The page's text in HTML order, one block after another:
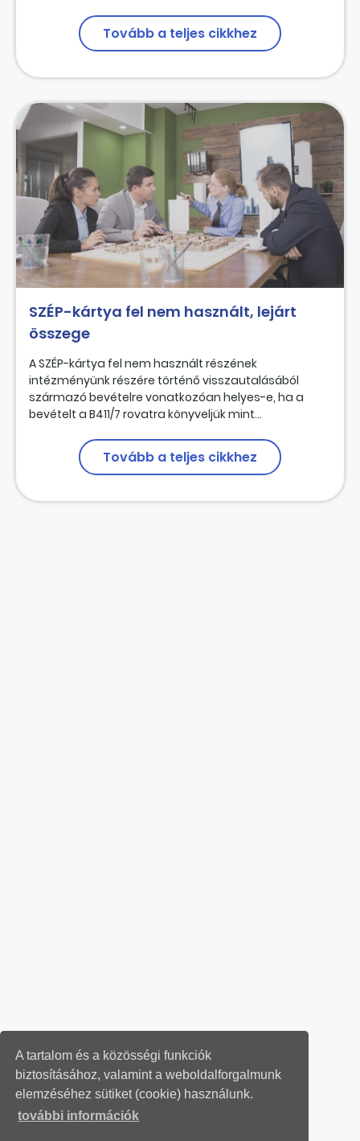
A tartalom és a közösségi funkciók
biztosításához, valamint a weboldalforgalmunk
elemzéséhez sütiket (cookie) használunk.
további információk
Tovább a teljes cikkhez
SZÉP-kártya fel nem használt, lejárt
összege
A SZÉP-kártya fel nem használt részének
intézményünk részére történő visszautalásából
származó bevételre vonatkozóan helyes-e, ha a
bevételt a B411/7 rovatra könyveljük mint...
Tovább a teljes cikkhez